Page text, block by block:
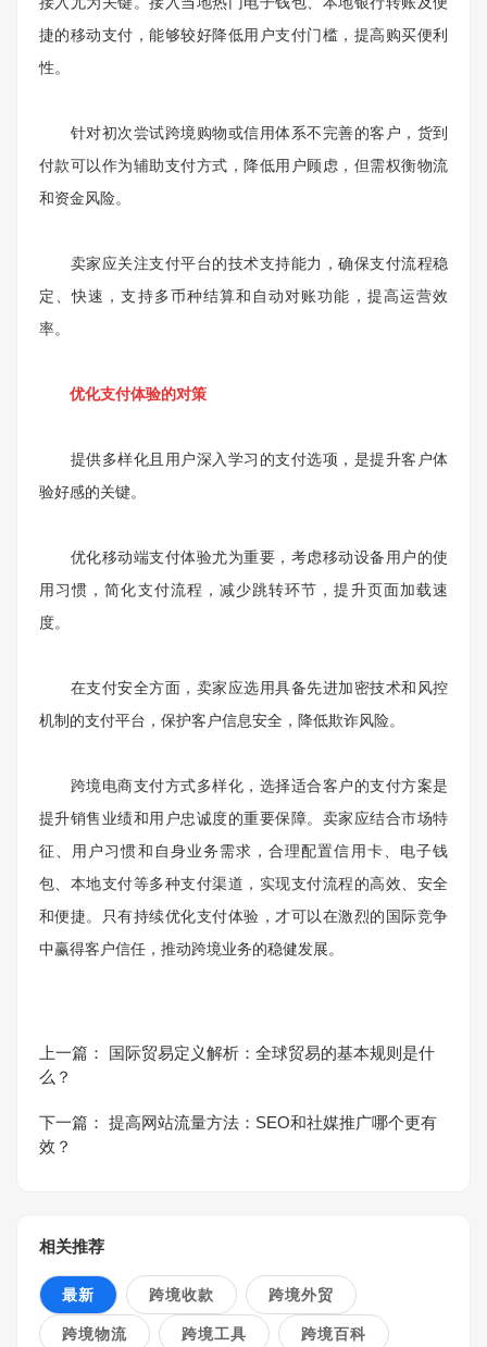
捷的移动支付，能够较好降低用户支付门槛，提高购买便利
性。
针对初次尝试跨境购物或信用体系不完善的客户，货到
付款可以作为辅助支付方式，降低用户顾虑，但需权衡物流
和资金风险。
卖家应关注支付平台的技术支持能力，确保支付流程稳
定、快速，支持多币种结算和自动对账功能，提高运营效
率。
优化支付体验的对策
提供多样化且用户深入学习的支付选项，是提升客户体
验好感的关键。
优化移动端支付体验尤为重要，考虑移动设备用户的使
用习惯，简化支付流程，减少跳转环节，提升页面加载速
度。
在支付安全方面，卖家应选用具备先进加密技术和风控
机制的支付平台，保护客户信息安全，降低欺诈风险。
跨境电商支付方式多样化，选择适合客户的支付方案是
提升销售业绩和用户忠诚度的重要保障。卖家应结合市场特
征、用户习惯和自身业务需求，合理配置信用卡、电子钱
包、本地支付等多种支付渠道，实现支付流程的高效、安全
和便捷。只有持续优化支付体验，才可以在激烈的国际竞争
中赢得客户信任，推动跨境业务的稳健发展。
上一篇：
国际贸易定义解析：全球贸易的基本规则是什
么？
下一篇： 提高网站流量方法：SEO和社媒推广哪个更有
效？
相关推荐
最新 跨境收款 跨境外贸
跨境物流 跨境工具 跨境百科